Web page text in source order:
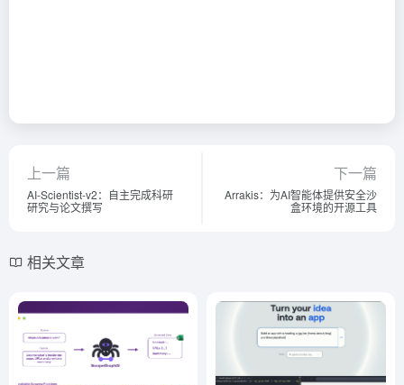
上一篇
AI-Scientist-v2：自主完成科研
研究与论文撰写
下一篇
Arrakis：为AI智能体提供安全沙
盒环境的开源工具
相关文章